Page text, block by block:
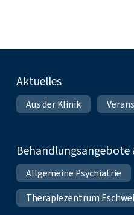
Fußnavigation
Aktuelles
Aus der Klinik
Behandlungsangebote
Allgemeine Psychiatrie
Therapiezentrum